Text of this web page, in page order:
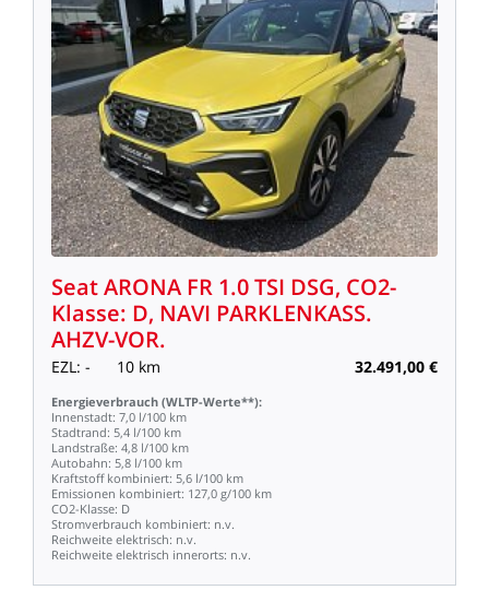
SeatARONA FR 1.0TSI DSG, CO2-
Klasse: D, NAVI PARKLENKASS.
AHZV-VOR.
EZL: - 10 km 32.491,00 €
Energieverbrauch (WLTP-Werte**):
Innenstadt: 7,0 l/100 km
Stadtrand: 5,4 l/100 km
Landstraße: 4,8 l/100 km
Autobahn: 5,8 l/100 km
Kraftstoff kombiniert: 5,6 l/100 km
Emissionen kombiniert: 127,0 g/100 km
CO2-Klasse: D
Stromverbrauch kombiniert: n.v.
Reichweite elektrisch: n.v.
Reichweite elektrisch innerorts: n.v.